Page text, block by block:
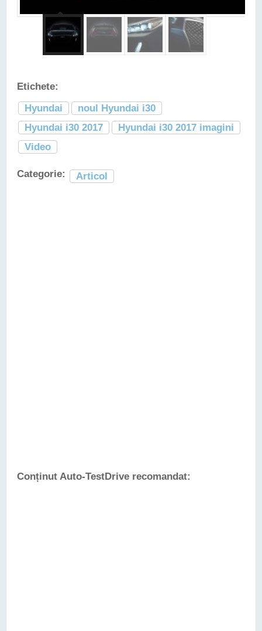
Etichete:
Hyundai
noul Hyundai i30
Hyundai i30 2017
Hyundai i30 2017 imagini
Video
Categorie: Articol
Conținut Auto-TestDrive recomandat: